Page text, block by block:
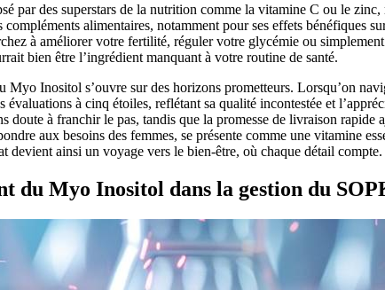
par des superstars de la nutrition comme la vitamine C ou le zinc,
alimentaires, notamment pour ses effets bénéfiques
à améliorer votre fertilité, réguler votre glycémie ou
bien être l’ingrédient manquant à votre routine de santé.
Myo Inositol s’ouvre sur des horizons prometteurs. Lorsqu’on
évaluations à cinq étoiles, reflétant sa qualité incontestée et
doute à franchir le pas, tandis que la promesse de livraison rapide
aux besoins des femmes, se présente comme une vitamine
devient ainsi un voyage vers le bien-être, où chaque détail compte.
du Myo Inositol dans la gestion du